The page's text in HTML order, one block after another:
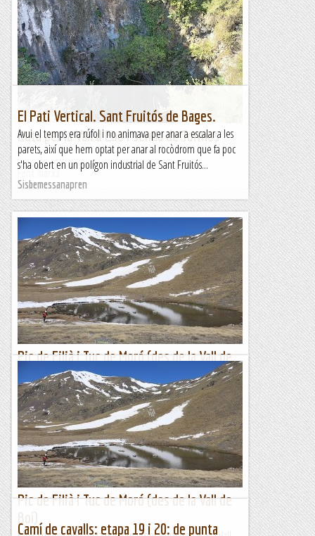
Ruta per la Vall d'Ebo i senda de Tormos
Fent marxa
El Pati Vertical. Sant Fruitós de Bages.
Avui el temps era rúfol i no animava per anar a escalar a les
parets, així que hem optat per anar al rocòdrom que fa poc
s'ha obert en un polígon industrial de Sant Fruitós...
Sisbemessanapren
Pic de Filià i Tuc de Moró (des de la Vall de
Boí)
Molta menys neu de la que ens esperàvem trobar a la Vall
de Boí. Queden algunes cosetes per fer, però ja amb poques
opcions de variar el recorregut. Així de les escasses...
Pass@muntanyes
Pic de Filià i Tuc de Moró (des de la Vall de
Camí de cavalls: etapa 19 i 20: de punta